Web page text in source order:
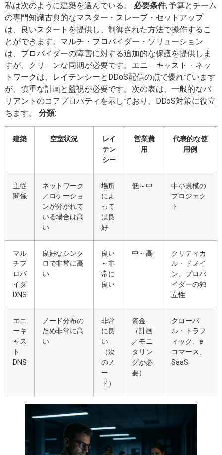
私は次のように建築を選んでいる。 必要条件, 予算とチーム
の専門知識古典的なマスター・スレーブ・セットアップ
は、良いスタートを提供し、制御された方法で操作するこ
とができます。マルチ・プロバイダー・ソリューション
は、プロバイダーの障害に対する追加的な保護を提供しま
すが、クリーンな同期が必要です。エニーキャスト・ネッ
トワークは、レイテンシーとDDoS配信の点で優れています
が、慎重な計画と監視が必要です。次の表は、一般的なバ
リアントのコアプロパティを示しており、DDoS対策に役立
ちます。 分類:
建築 空室状況
レイ
テン
シー
営業費
用
代表的な使
用例
主従
関係
ネットワーク
／ロケーショ
ンが分かれて
いる場合は高
い
場所
によ
って
は良
好
低～中
中小規模の
プロジェク
ト
マル
チプ
ロバ
イダ
DNS
良好なシンク
ロで非常に高
い
良い
～非
常に
良い
中～高
クリティカ
ル・ドメイ
ン、プロバ
イダーの独
立性
エニ
ーキ
ャス
ト
DNS
ノード分布の
ため非常に高
い
非常
に良
い
（次
のノ
ー
ド）
資金
（計画
／モニ
タリン
グが必
要）
グローバ
ル・トラフ
ィック、e
コマース、
SaaS